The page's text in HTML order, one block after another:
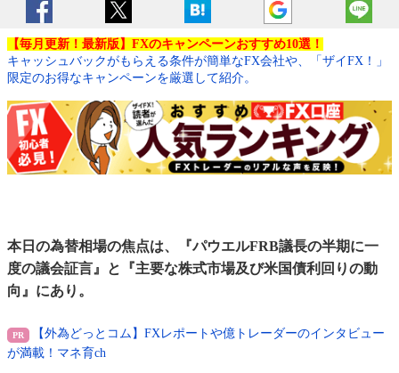
【毎月更新！最新版】FXのキャンペーンおすすめ10選！
キャッシュバックがもらえる条件が簡単なFX会社や、「ザイFX！」
限定のお得なキャンペーンを厳選して紹介。
本日の為替相場の焦点は、『パウエルFRB議長の半期に一
度の議会証言』と『主要な株式市場及び米国債利回りの動
向』にあり。
【外為どっとコム】FXレポートや億トレーダーのインタビュー
が満載！マネ育ch